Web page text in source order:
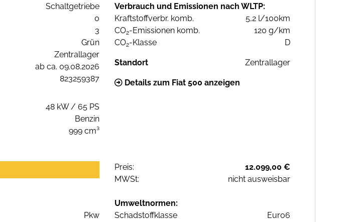
Schaltgetriebe
0
3
Grün
Zentrallager
ab ca. 09.08.2026
823259387
48 kW / 65 PS
Benzin
999 cm³
Verbrauch und Emissionen nach WLTP:
Kraftstoffverbr. komb.
5,2 l/100km
CO2-Emissionen komb.
120 g/km
CO2-Klasse D
Standort Zentrallager
Details zum Fiat 500 anzeigen
Preis:
12.099,00 €
MWSt:
nicht ausweisbar
Pkw
Umweltnormen:
Schadstoffklasse
Euro6